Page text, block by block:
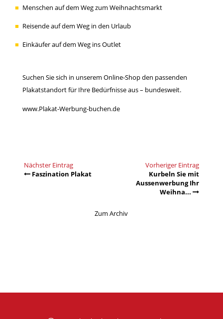
Menschen auf dem Weg zum Weihnachtsmarkt
Reisende auf dem Weg in den Urlaub
Einkäufer auf dem Weg ins Outlet
Suchen Sie sich in unserem Online-Shop den passenden
Plakatstandort für Ihre Bedürfnisse aus – bundesweit.
www.Plakat-Werbung-buchen.de
Nächster Eintrag
Faszination Plakat
Vorheriger Eintrag
Kurbeln Sie mit
Aussenwerbung Ihr
Weihna...
Zum Archiv